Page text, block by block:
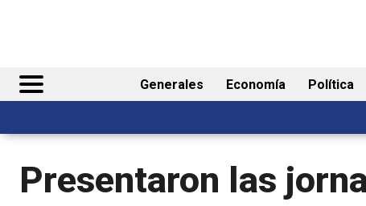
Generales Economía Política
Presentaron las